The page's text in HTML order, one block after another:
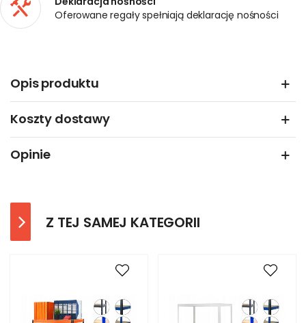
Oferowane regały spełniają deklarację nośności
Opis produktu
Koszty dostawy
Opinie
Z TEJ SAMEJ KATEGORII